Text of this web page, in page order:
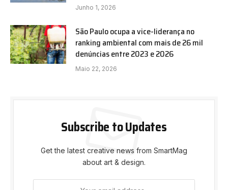
Junho 1, 2026
São Paulo ocupa a vice-liderança no
ranking ambiental com mais de 26 mil
denúncias entre 2023 e 2026
Maio 22, 2026
Subscribe to Updates
Get the latest creative news from SmartMag
about art & design.